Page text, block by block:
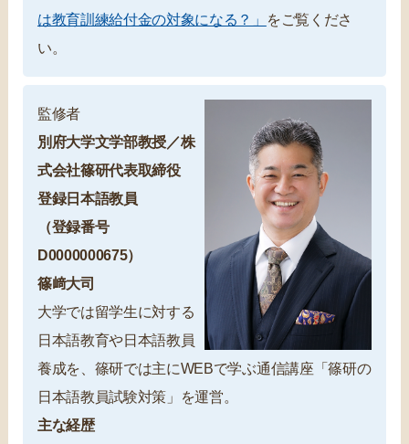
は教育訓練給付金の対象になる？」
をご覧くださ
い。
監修者
別府大学文学部教授／株
式会社篠研代表取締役
登録日本語教員
（登録番号
D0000000675）
篠﨑大司
大学では留学生に対する
日本語教育や日本語教員
養成を、篠研では主にWEBで学ぶ通信講座「篠研の
日本語教員試験対策」を運営。
主な経歴